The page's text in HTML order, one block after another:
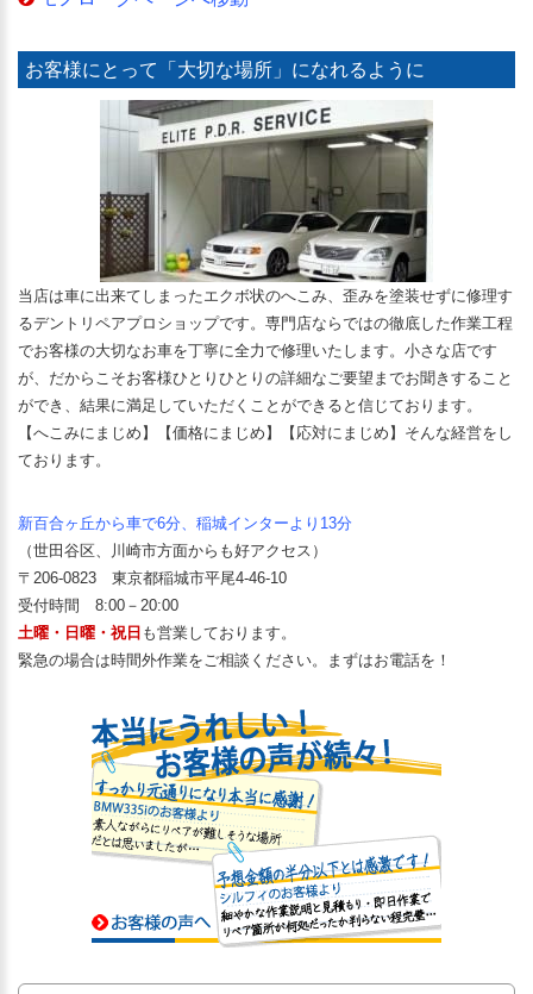
お客様にとって「大切な場所」になれるように
当店は車に出来てしまったエクボ状のへこみ、歪みを塗装せずに修理す
るデントリペアプロショップです。専門店ならではの徹底した作業工程
でお客様の大切なお車を丁寧に全力で修理いたします。小さな店です
が、だからこそお客様ひとりひとりの詳細なご要望までお聞きすること
ができ、結果に満足していただくことができると信じております。
【へこみにまじめ】【価格にまじめ】【応対にまじめ】そんな経営をし
ております。
新百合ヶ丘から車で6分、稲城インターより13分
（世田谷区、川崎市方面からも好アクセス）
〒206-0823 東京都稲城市平尾4-46-10
受付時間 8:00－20:00
土曜・日曜・祝日 も営業しております。
緊急の場合は時間外作業をご相談ください。まずはお電話を！